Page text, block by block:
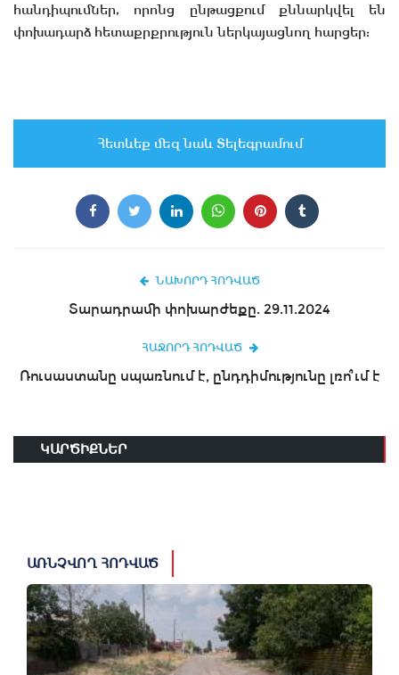
հանդիպումներ, որոնց ընթացքում քննարկվել են
փոխադարձ հետաքրքրություն ներկայացնող հարցեր:
Հետևեք մեզ նաև Տելեգրամում
ՆԱԽՈՐԴ ՀՈԴՎԱԾ
Տարադրամի փոխարժեքը. 29.11.2024
ՀԱՋՈՐԴ ՀՈԴՎԱԾ
Ռուսաստանը սպառնում է, ընդդիմությունը լռո՞ւմ է
ԿԱՐԾԻՔՆԵՐ
ԱՌՆՉՎՈՂ ՀՈԴՎԱԾ